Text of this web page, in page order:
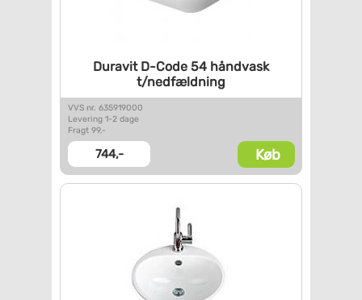
Duravit D-Code 54 håndvask
t/nedfældning
VVS nr. 635919000
Levering 1-2 dage
Fragt 99,-
744,- Køb